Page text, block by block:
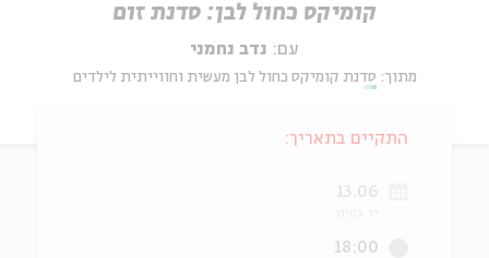
קומיקס כחול לבן: סדנת זום
עם: נדב נחמני
מתוך: סדנת קומיקס כחול לבן מעשית וחווייתית לילדים
התקיים בתאריך:
13.06
18:00